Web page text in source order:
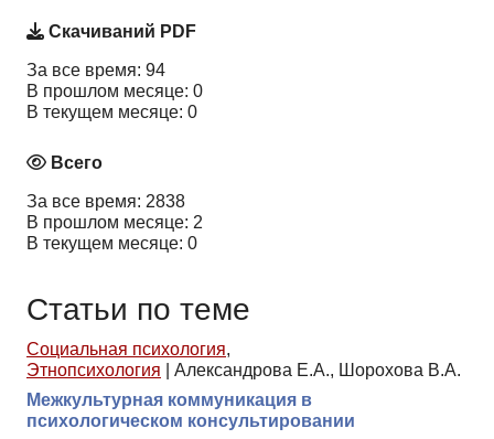
Скачиваний PDF
За все время: 94
В прошлом месяце: 0
В текущем месяце: 0
Всего
За все время: 2838
В прошлом месяце: 2
В текущем месяце: 0
Статьи по теме
Социальная психология,
Этнопсихология
Александрова Е.А., Шорохова В.А.
Межкультурная коммуникация в
психологическом консультировании